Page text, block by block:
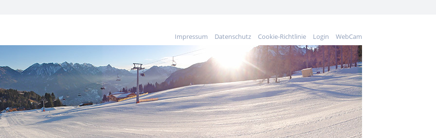
Impressum Datenschutz Cookie-Richtlinie Login WebCam